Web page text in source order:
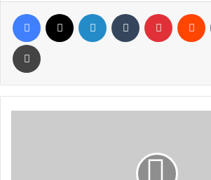
Facebook LinkedIn Tumblr Pinterest
Yazdır